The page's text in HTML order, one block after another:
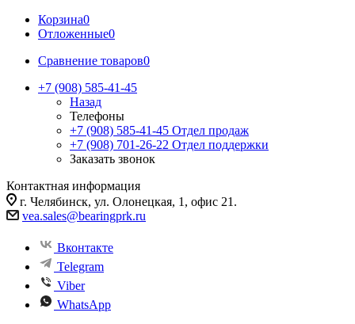
Корзина0
Отложенные0
Сравнение товаров0
+7 (908) 585-41-45
Назад
Телефоны
+7 (908) 585-41-45 Отдел продаж
+7 (908) 701-26-22 Отдел поддержки
Заказать звонок
Контактная информация
г. Челябинск, ул. Олонецкая, 1, офис 21.
vea.sales@bearingprk.ru
Вконтакте
Telegram
Viber
WhatsApp